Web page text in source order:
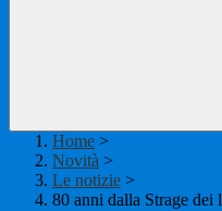
Home >
Novità >
Le notizie >
80 anni dalla Strage dei